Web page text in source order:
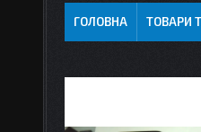
ГОЛОВНА ТОВАРИ